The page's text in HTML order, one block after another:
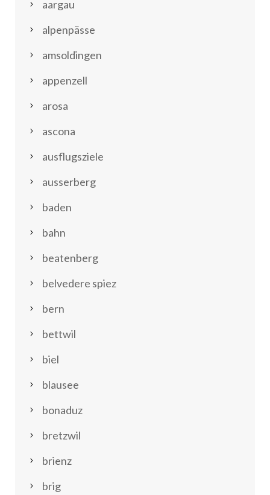
aargau
alpenpässe
amsoldingen
appenzell
arosa
ascona
ausflugsziele
ausserberg
baden
bahn
beatenberg
belvedere spiez
bern
bettwil
biel
blausee
bonaduz
bretzwil
brienz
brig